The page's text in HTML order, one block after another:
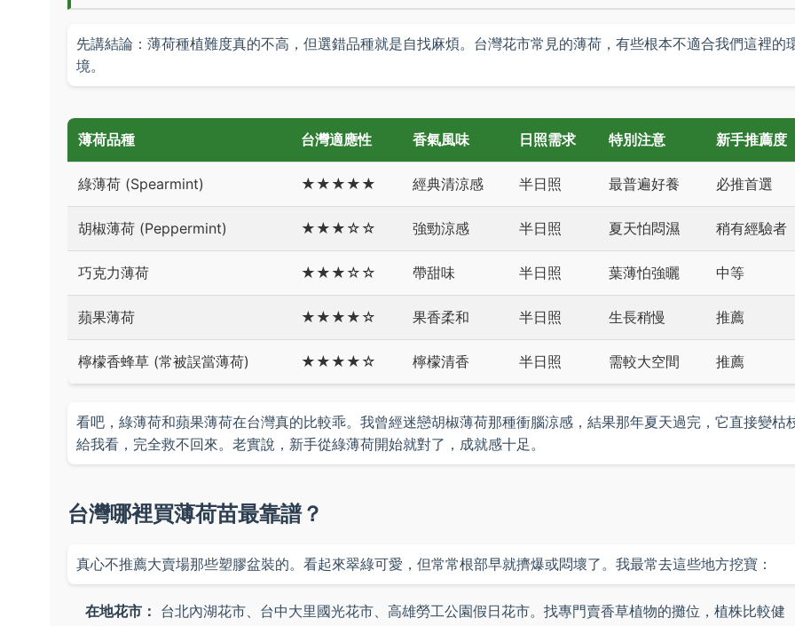
先講結論：薄荷種植難度真的不高，但選錯品種就是自找麻煩。台灣花市常見的薄荷，有些根本不適合我們這裡的
境。
薄荷品種 台灣適應性 香氣風味 日照需求 特別注意 新手推薦度
綠薄荷 (Spearmint) ★★★★★ 經典清涼感 半日照 最普遍好養 必推首選
胡椒薄荷 (Peppermint) ★★★☆☆ 強勁涼感 半日照 夏天怕悶濕 稍有經驗者
巧克力薄荷 ★★★☆☆ 帶甜味 半日照 葉薄怕強曬 中等
蘋果薄荷 ★★★★☆ 果香柔和 半日照 生長稍慢 推薦
檸檬香蜂草 (常被誤當薄荷) ★★★★☆ 檸檬清香 半日照 需較大空間 推薦
看吧，綠薄荷和蘋果薄荷在台灣真的比較乖。我曾經迷戀胡椒薄荷那種衝腦涼感，結果那年夏天過完，它直接變枯
給我看，完全救不回來。老實說，新手從綠薄荷開始就對了，成就感十足。
台灣哪裡買薄荷苗最靠譜？
真心不推薦大賣場那些塑膠盆裝的。看起來翠綠可愛，但常常根部早就擠爆或悶壞了。我最常去這些地方挖寶：
在地花市： 台北內湖花市、台中大里國光花市、高雄勞工公園假日花市。找專門賣香草植物的攤位，植株比較健